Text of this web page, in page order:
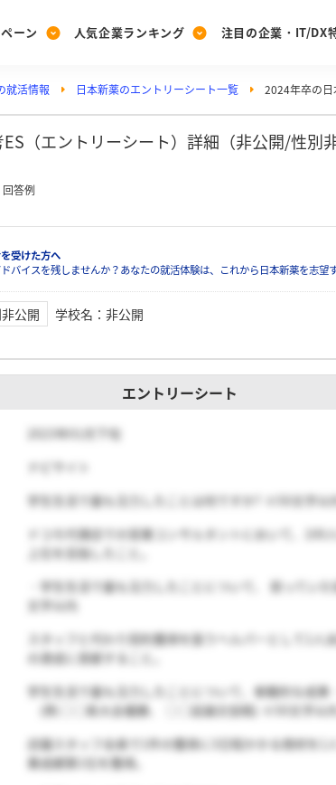
ーン
する
[27卒] 本選考体験記
人気企業ランキング
キングを見る
みんなのDX企業就職ブ
注目の企業・IT/DX
の企業特集
知ろう！業界・企業研究
就活情報 日本新薬のエントリーシート一覧 2024年卒の
（エントリーシート）詳細（非公開/性別非
答例
受けた方へ
バイスを残しませんか？あなたの就活体験は、これから日本新薬を志望
公開 学校名 ： 非公開
エントリーシート
2023年01月下旬
学生生活で最も注力したことは何ですか? ※50文字以
ドコモ代理店での営業コンサルタントにおいて、
上位を目指したこと。
・学生生活で最も注力したことについて、 担ってい
文字以内
スタッフと代わり契約獲得を狙うヘルパーとして1人
の達成に貢献すること。
学生生活で最も注力したことについて、客観的な成果
(例:○○県大会優勝、 ○○誌論文投稿) ※50文字以内
店舗スタッフ全員で1件の獲得に3日程かかる商材を1
業成績第1位を獲得。